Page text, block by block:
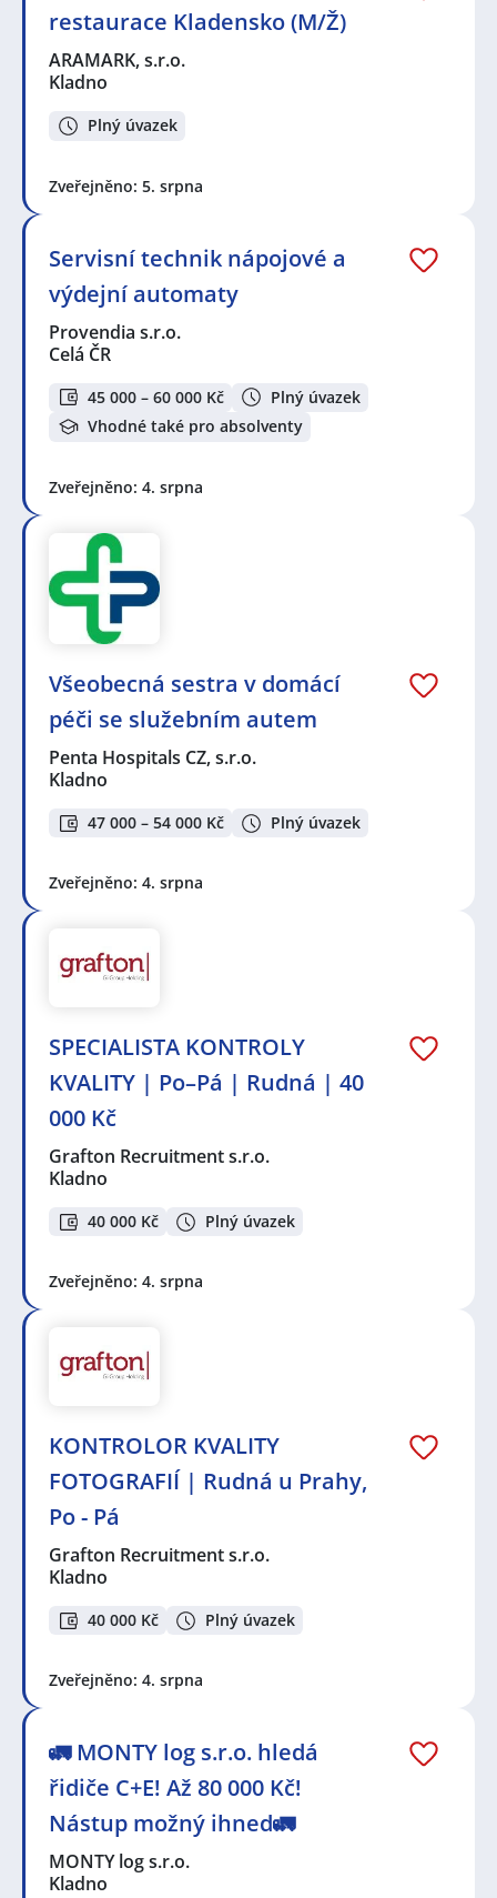
restaurace Kladensko (M/Ž)
ARAMARK, s.r.o.
Kladno
Plný úvazek
Zveřejněno: 5. srpna
Servisní technik nápojové a
výdejní automaty
Provendia s.r.o.
Celá ČR
45 000 – 60 000 Kč
Plný úvazek
Vhodné také pro absolventy
Zveřejněno: 4. srpna
Všeobecná sestra v domácí
péči se služebním autem
Penta Hospitals CZ, s.r.o.
Kladno
47 000 – 54 000 Kč Plný úvazek
Zveřejněno: 4. srpna
SPECIALISTA KONTROLY
KVALITY | Po–Pá | Rudná | 40
000 Kč
Grafton Recruitment s.r.o.
Kladno
40 000 Kč Plný úvazek
Zveřejněno: 4. srpna
KONTROLOR KVALITY
FOTOGRAFIÍ | Rudná u Prahy,
Po - Pá
Grafton Recruitment s.r.o.
Kladno
40 000 Kč Plný úvazek
Zveřejněno: 4. srpna
🚛 MONTY log s.r.o. hledá
řidiče C+E! Až 80 000 Kč!
Nástup možný ihned🚛
MONTY log s.r.o.
Kladno